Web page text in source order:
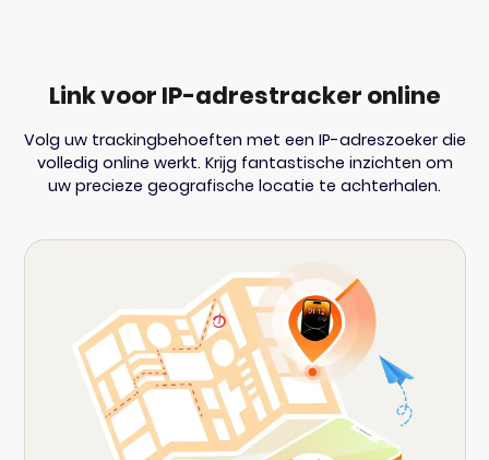
Link voor IP-adrestracker online
Volg uw trackingbehoeften met een IP-adreszoeker die
volledig online werkt. Krijg fantastische inzichten om
uw precieze geografische locatie te achterhalen.